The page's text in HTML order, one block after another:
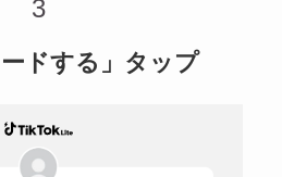
ードする」タップ